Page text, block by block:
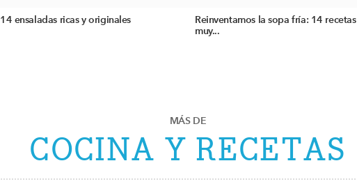
14 ensaladas ricas y originales
Reinventamos la sopa fría: 14 recetas
muy...
MÁS DE
COCINA Y RECETAS